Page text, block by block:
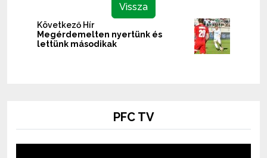
Vissza
Következő Hír
Megérdemelten nyertünk és
lettünk másodikak
PFC TV